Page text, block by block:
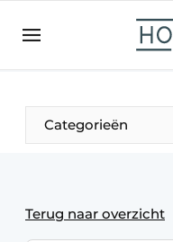
NL
FR
Categorieën
De Pen
Terug naar overzicht